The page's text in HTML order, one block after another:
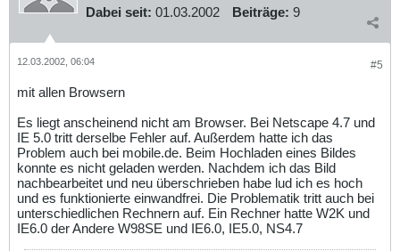
Dabei seit: 01.03.2002 Beiträge: 9
#5
12.03.2002, 06:04
mit allen Browsern
Es liegt anscheinend nicht am Browser. Bei Netscape 4.7 und
IE 5.0 tritt derselbe Fehler auf. Außerdem hatte ich das
Problem auch bei mobile.de. Beim Hochladen eines Bildes
konnte es nicht geladen werden. Nachdem ich das Bild
nachbearbeitet und neu überschrieben habe lud ich es hoch
und es funktionierte einwandfrei. Die Problematik tritt auch bei
unterschiedlichen Rechnern auf. Ein Rechner hatte W2K und
IE6.0 der Andere W98SE und IE6.0, IE5.0, NS4.7